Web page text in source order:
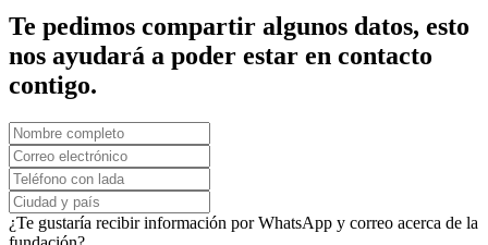
Te pedimos compartir algunos datos, esto
nos ayudará a poder estar en contacto
contigo.
¿Te gustaría recibir información por WhatsApp y correo acerca de la